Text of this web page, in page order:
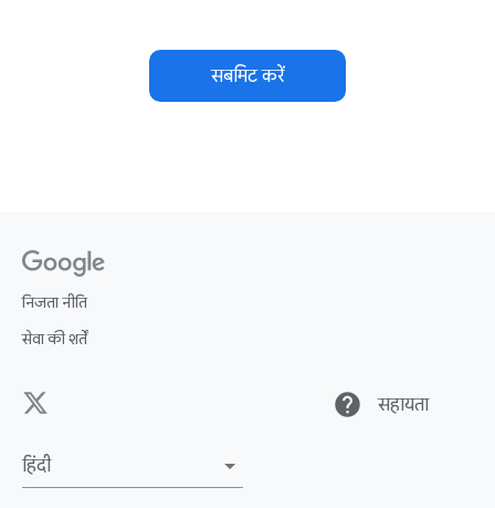
सबमिट करें
निजता नीति
सेवा की शर्तें
help सहायता
हिंदी